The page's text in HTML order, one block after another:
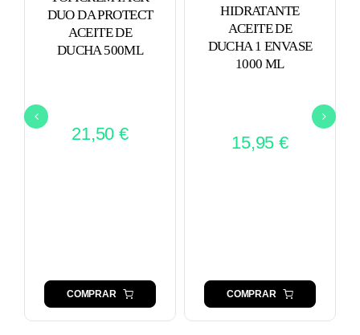
cantidad
DUO DA PROTECT
ACEITE DE
DUCHA 500ML
21,50 €
COMPRAR
HIDRATANTE
ACEITE DE
DUCHA 1 ENVASE
1000 ML
15,95 €
COMPRAR